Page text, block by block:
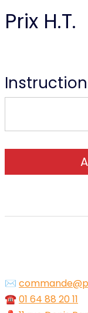
Prix H.T.
✉️
☎️01 64 88 20 11